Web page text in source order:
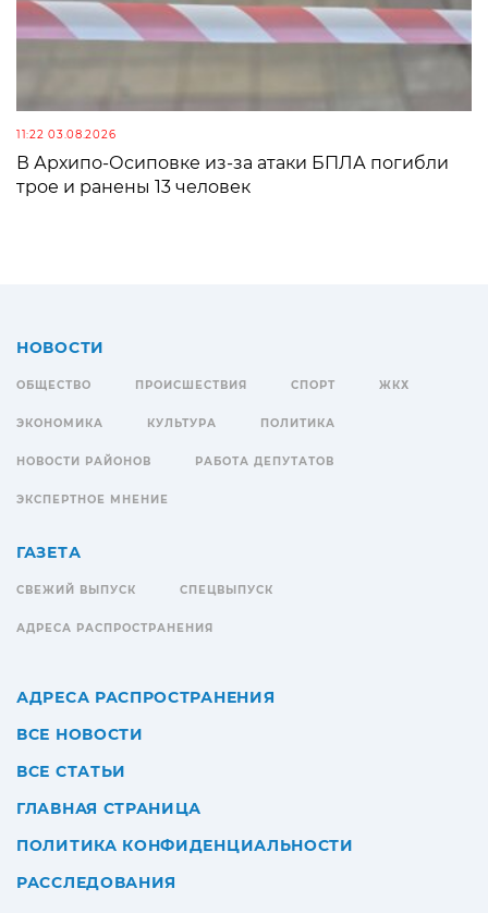
11:22 03.08.2026
В Архипо-Осиповке из-за атаки БПЛА погибли
трое и ранены 13 человек
НОВОСТИ
ОБЩЕСТВО ПРОИСШЕСТВИЯ СПОРТ ЖКХ
ЭКОНОМИКА КУЛЬТУРА ПОЛИТИКА
НОВОСТИ РАЙОНОВ РАБОТА ДЕПУТАТОВ
ЭКСПЕРТНОЕ МНЕНИЕ
ГАЗЕТА
СВЕЖИЙ ВЫПУСК СПЕЦВЫПУСК
АДРЕСА РАСПРОСТРАНЕНИЯ
АДРЕСА РАСПРОСТРАНЕНИЯ
ВСЕ НОВОСТИ
ВСЕ СТАТЬИ
ГЛАВНАЯ СТРАНИЦА
ПОЛИТИКА КОНФИДЕНЦИАЛЬНОСТИ
РАССЛЕДОВАНИЯ